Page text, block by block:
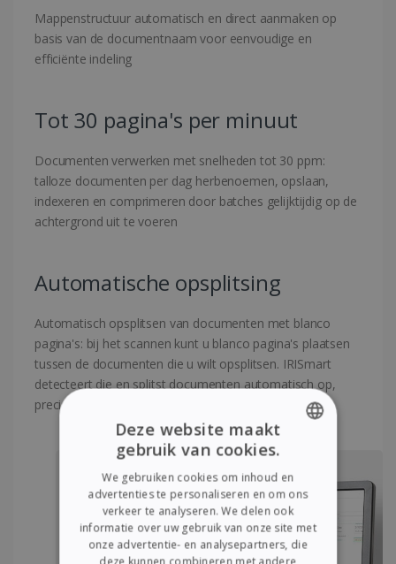
Mappenstructuur automatisch en direct aanmaken op
basis van de documentnaam voor eenvoudige en
efficiënte indeling
Tot 30 pagina's per minuut
Documenten verwerken met snelheden tot 30 ppm:
talloze documenten per dag herbenoemen, opslaan,
indexeren en comprimeren door batches gelijktijdig op de
achtergrond uit te voeren
Automatische opsplitsing
Automatisch opsplitsen van documenten met blanco
pagina's: bij het scannen kunt u blanco pagina's plaatsen
tussen de documenten die u wilt opsplitsen. IRISmart
detecteert die en splitst documenten automatisch op,
precies waar u dat wilt!
ENGLISH
FRENCH
SPANISH
GERMAN
Deze website maakt
gebruik van cookies.
We gebruiken cookies om inhoud en
advertenties te personaliseren en om ons
verkeer te analyseren. We delen ook
informatie over uw gebruik van onze site met
onze advertentie- en analysepartners, die